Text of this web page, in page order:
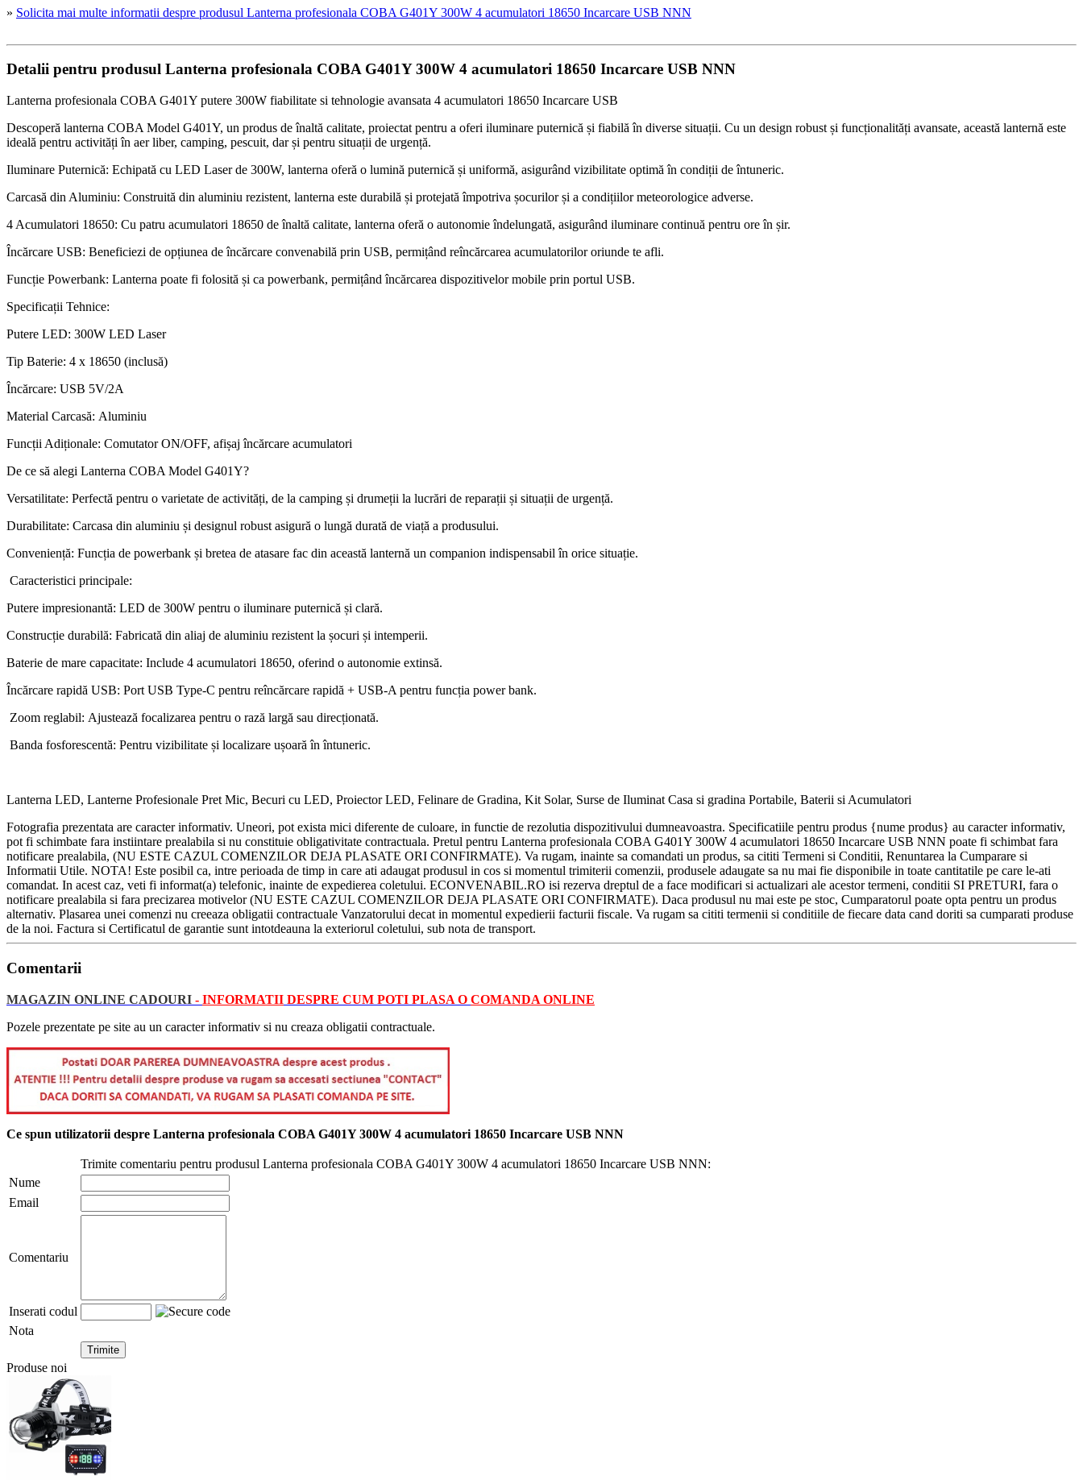
» Solicita mai multe informatii despre produsul Lanterna profesionala COBA G401Y 300W 4 acumulatori 18650 Incarcare USB NNN
Detalii pentru produsul Lanterna profesionala COBA G401Y 300W 4 acumulatori 18650 Incarcare USB NNN
Lanterna profesionala COBA G401Y putere 300W fiabilitate si tehnologie avansata 4 acumulatori 18650 Incarcare USB
Descoperă lanterna COBA Model G401Y, un produs de înaltă calitate, proiectat pentru a oferi iluminare puternică și fiabilă în diverse situații. Cu un design robust și funcționalități avansate, această lanternă este
ideală pentru activități în aer liber, camping, pescuit, dar și pentru situații de urgență.
Iluminare Puternică: Echipată cu LED Laser de 300W, lanterna oferă o lumină puternică și uniformă, asigurând vizibilitate optimă în condiții de întuneric.
Carcasă din Aluminiu: Construită din aluminiu rezistent, lanterna este durabilă și protejată împotriva șocurilor și a condițiilor meteorologice adverse.
4 Acumulatori 18650: Cu patru acumulatori 18650 de înaltă calitate, lanterna oferă o autonomie îndelungată, asigurând iluminare continuă pentru ore în șir.
Încărcare USB: Beneficiezi de opțiunea de încărcare convenabilă prin USB, permițând reîncărcarea acumulatorilor oriunde te afli.
Funcție Powerbank: Lanterna poate fi folosită și ca powerbank, permițând încărcarea dispozitivelor mobile prin portul USB.
Specificații Tehnice:
Putere LED: 300W LED Laser
Tip Baterie: 4 x 18650 (inclusă)
Încărcare: USB 5V/2A
Material Carcasă: Aluminiu
Funcții Adiționale: Comutator ON/OFF, afișaj încărcare acumulatori
De ce să alegi Lanterna COBA Model G401Y?
Versatilitate: Perfectă pentru o varietate de activități, de la camping și drumeții la lucrări de reparații și situații de urgență.
Durabilitate: Carcasa din aluminiu și designul robust asigură o lungă durată de viață a produsului.
Conveniență: Funcția de powerbank și bretea de atasare fac din această lanternă un companion indispensabil în orice situație.
Caracteristici principale:
Putere impresionantă: LED de 300W pentru o iluminare puternică și clară.
Construcție durabilă: Fabricată din aliaj de aluminiu rezistent la șocuri și intemperii.
Baterie de mare capacitate: Include 4 acumulatori 18650, oferind o autonomie extinsă.
Încărcare rapidă USB: Port USB Type-C pentru reîncărcare rapidă + USB-A pentru funcția power bank.
Zoom reglabil: Ajustează focalizarea pentru o rază largă sau direcționată.
Banda fosforescentă: Pentru vizibilitate și localizare ușoară în întuneric.
Lanterna LED, Lanterne Profesionale Pret Mic, Becuri cu LED, Proiector LED, Felinare de Gradina, Kit Solar, Surse de Iluminat Casa si gradina Portabile, Baterii si Acumulatori
Fotografia prezentata are caracter informativ. Uneori, pot exista mici diferente de culoare, in functie de rezolutia dispozitivului dumneavoastra. Specificatiile pentru produs {nume produs} au caracter informativ,
pot fi schimbate fara instiintare prealabila si nu constituie obligativitate contractuala. Pretul pentru Lanterna profesionala COBA G401Y 300W 4 acumulatori 18650 Incarcare USB NNN poate fi schimbat fara
notificare prealabila, (NU ESTE CAZUL COMENZILOR DEJA PLASATE ORI CONFIRMATE). Va rugam, inainte sa comandati un produs, sa cititi Termeni si Conditii, Renuntarea la Cumparare si
Informatii Utile. NOTA! Este posibil ca, intre perioada de timp in care ati adaugat produsul in cos si momentul trimiterii comenzii, produsele adaugate sa nu mai fie disponibile in toate cantitatile pe care le-ati
comandat. In acest caz, veti fi informat(a) telefonic, inainte de expedierea coletului. ECONVENABIL.RO isi rezerva dreptul de a face modificari si actualizari ale acestor termeni, conditii SI PRETURI, fara o
notificare prealabila si fara precizarea motivelor (NU ESTE CAZUL COMENZILOR DEJA PLASATE ORI CONFIRMATE). Daca produsul nu mai este pe stoc, Cumparatorul poate opta pentru un produs
alternativ. Plasarea unei comenzi nu creeaza obligatii contractuale Vanzatorului decat in momentul expedierii facturii fiscale. Va rugam sa cititi termenii si conditiile de fiecare data cand doriti sa cumparati produse
de la noi. Factura si Certificatul de garantie sunt intotdeauna la exteriorul coletului, sub nota de transport.
Comentarii
MAGAZIN ONLINE CADOURI - INFORMATII DESPRE CUM POTI PLASA O COMANDA ONLINE
Pozele prezentate pe site au un caracter informativ si nu creaza obligatii contractuale.
Ce spun utilizatorii despre Lanterna profesionala COBA G401Y 300W 4 acumulatori 18650 Incarcare USB NNN
Trimite comentariu pentru produsul Lanterna profesionala COBA G401Y 300W 4 acumulatori 18650 Incarcare USB NNN:
Nume
Email
Comentariu
Inserati codul
Nota
Produse noi